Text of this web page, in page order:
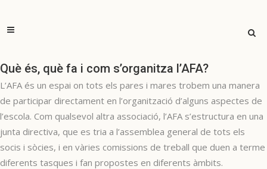
Què és, què fa i com s’organitza l’AFA?
L’AFA és un espai on tots els pares i mares trobem una manera
de participar directament en l’organització d’alguns aspectes de
l’escola. Com qualsevol altra associació, l’AFA s’estructura en una
junta directiva, que es tria a l’assemblea general de tots els
socis i sòcies, i en vàries comissions de treball que duen a terme
diferents tasques i fan propostes en diferents àmbits.